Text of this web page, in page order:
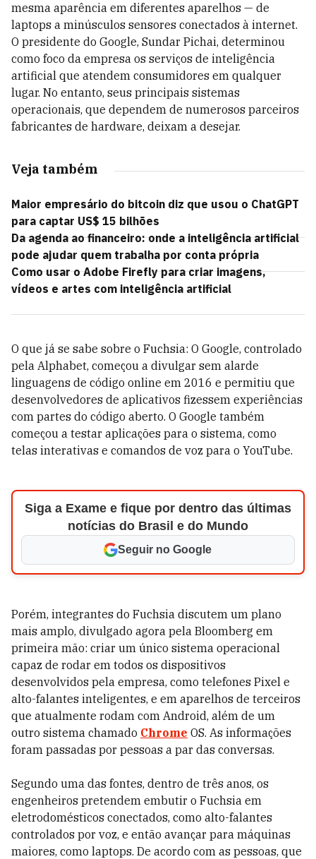
mesma aparência em diferentes aparelhos — de
laptops a minúsculos sensores conectados à internet.
O presidente do Google, Sundar Pichai, determinou
como foco da empresa os serviços de inteligência
artificial que atendem consumidores em qualquer
lugar. No entanto, seus principais sistemas
operacionais, que dependem de numerosos parceiros
fabricantes de hardware, deixam a desejar.
Veja também
Maior empresário do bitcoin diz que usou o ChatGPT
para captar US$ 15 bilhões
Da agenda ao financeiro: onde a inteligência artificial
pode ajudar quem trabalha por conta própria
Como usar o Adobe Firefly para criar imagens,
vídeos e artes com inteligência artificial
O que já se sabe sobre o Fuchsia: O Google, controlado
pela Alphabet, começou a divulgar sem alarde
linguagens de código online em 2016 e permitiu que
desenvolvedores de aplicativos fizessem experiências
com partes do código aberto. O Google também
começou a testar aplicações para o sistema, como
telas interativas e comandos de voz para o YouTube.
Siga a Exame e fique por dentro das últimas
notícias do Brasil e do Mundo
Seguir no Google
Porém, integrantes do Fuchsia discutem um plano
mais amplo, divulgado agora pela Bloomberg em
primeira mão: criar um único sistema operacional
capaz de rodar em todos os dispositivos
desenvolvidos pela empresa, como telefones Pixel e
alto-falantes inteligentes, e em aparelhos de terceiros
que atualmente rodam com Android, além de um
outro sistema chamado Chrome OS. As informações
foram passadas por pessoas a par das conversas.
Segundo uma das fontes, dentro de três anos, os
engenheiros pretendem embutir o Fuchsia em
eletrodomésticos conectados, como alto-falantes
controlados por voz, e então avançar para máquinas
maiores, como laptops. De acordo com as pessoas, que